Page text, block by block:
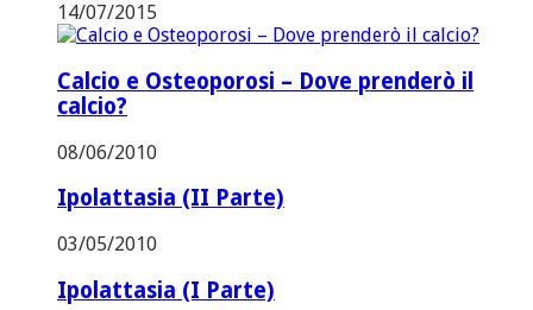
14/07/2015
Calcio e Osteoporosi – Dove prenderò il
calcio?
08/06/2010
Ipolattasia (II Parte)
03/05/2010
Ipolattasia (I Parte)